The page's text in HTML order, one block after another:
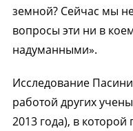
земной? Сейчас мы
вопросы эти ни в
надуманными».
Исследование
работой других
2013 года), в